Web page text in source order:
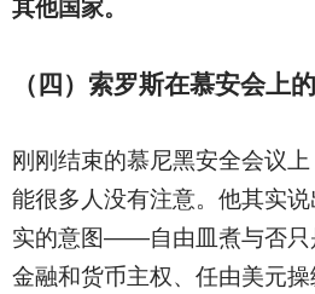
其他国家。
（四）索罗斯在慕安会上
刚刚结束的慕尼黑安全会议
能很多人没有注意。他其实
实的意图——自由皿煮与否只
金融和货币主权、任由美元